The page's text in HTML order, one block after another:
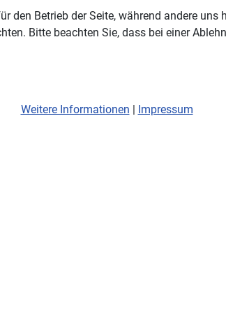
Betrieb der Seite, während andere
Bitte beachten Sie, dass bei einer
Weitere Informationen | Impressum